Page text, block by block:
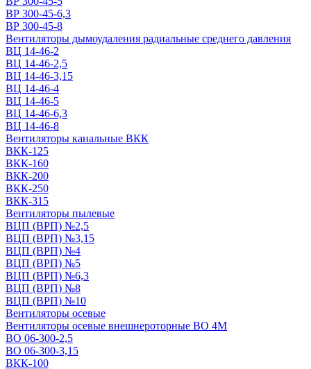
ВР 300-45-6,3
ВР 300-45-8
Вентиляторы дымоудаления радиальные среднего давления
ВЦ 14-46-2
ВЦ 14-46-2,5
ВЦ 14-46-3,15
ВЦ 14-46-4
ВЦ 14-46-5
ВЦ 14-46-6,3
ВЦ 14-46-8
Вентиляторы канальные ВКК
ВКК-125
ВКК-160
ВКК-200
ВКК-250
ВКК-315
Вентиляторы пылевые
ВЦП (ВРП) №2,5
ВЦП (ВРП) №3,15
ВЦП (ВРП) №4
ВЦП (ВРП) №5
ВЦП (ВРП) №6,3
ВЦП (ВРП) №8
ВЦП (ВРП) №10
Вентиляторы осевые
Вентиляторы осевые внешнероторные ВО 4М
ВО 06-300-2,5
ВО 06-300-3,15
ВКК-100